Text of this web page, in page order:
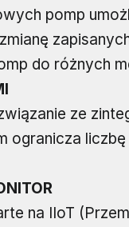
pomp
do różnych
ze
ogranicza
na IIoT